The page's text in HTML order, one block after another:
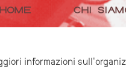
HOME CHI
informazioni